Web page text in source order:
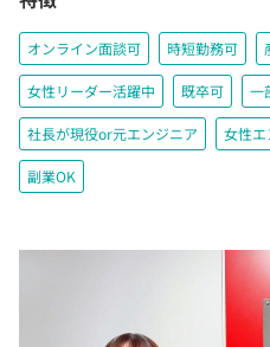
オンライン面談可 時短勤務可
女性リーダー活躍中 既卒可 一
社長が現役or元エンジニア 女性
副業OK